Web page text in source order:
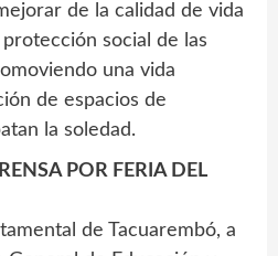
de la calidad de vida
social de las
una vida
de espacios de
la soledad.
POR FERIA DEL
de Tacuarembó, a